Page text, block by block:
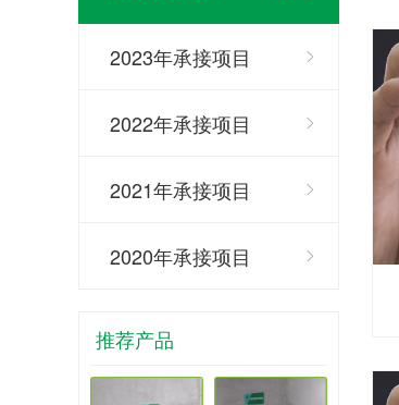
2023年承接项目
2022年承接项目
2021年承接项目
2020年承接项目
推荐产品